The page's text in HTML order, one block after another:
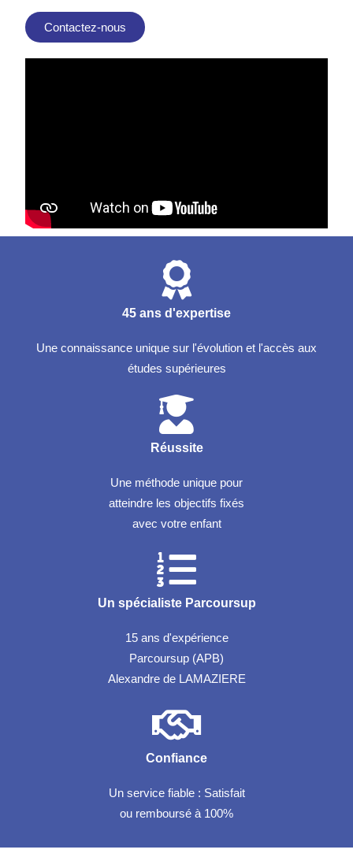
Contactez-nous
45 ans d'expertise
Une connaissance unique sur l'évolution et l'accès aux
études supérieures
Réussite
Une méthode unique pour
atteindre les objectifs fixés
avec votre enfant
Un spécialiste Parcoursup
15 ans d'expérience
Parcoursup (APB)
Alexandre de LAMAZIERE
Confiance
Un service fiable : Satisfait
ou remboursé à 100%